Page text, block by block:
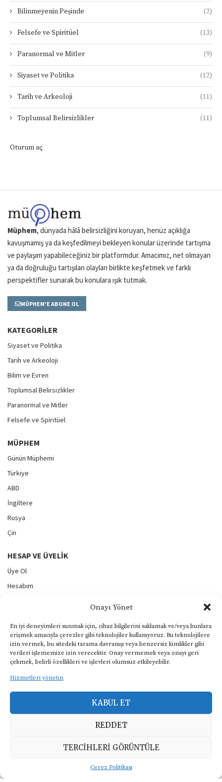
Onayı Yönet
En iyi deneyimleri sunmak için, cihaz bilgilerini saklamak ve/veya bunlara
erişmek amacıyla çerezler gibi teknolojiler kullanıyoruz. Bu teknolojilere
izin vermek, bu sitedeki tarama davranışı veya benzersiz kimlikler gibi
verileri işlememize izin verecektir. Onay vermemek veya onayı geri
çekmek, belirli özellikleri ve işlevleri olumsuz etkileyebilir.
Hizmetleri yönetin
KABUL ET
REDDET
TERCIHLERI GÖRÜNTÜLE
Çerez Politikası
Bilinmeyenin Peşinde (2)
Felsefe ve Spiritüel (13)
Paranormal ve Mitler (9)
Siyaset ve Politika (12)
Tarih ve Arkeoloji (11)
Toplumsal Belirsizlikler (11)
Oturum aç
Müphem, dünyada hâlâ belirsizliğini koruyan, henüz açıklığa
kavuşmamış ya da keşfedilmeyi bekleyen konular üzerinde tartışma
ve paylaşım yapabileceğiniz bir platformdur. Amacımız, net olmayan
ya da doğruluğu tartışılan olayları birlikte keşfetmek ve farklı
perspektifler sunarak bu konulara ışık tutmak.
MÜPHEM'E ABONE OL
KATEGORILER
Siyaset ve Politika
Tarih ve Arkeoloji
Bilim ve Evren
Toplumsal Belirsizlikler
Paranormal ve Mitler
Felsefe ve Spiritüel
MÜPHEM
Günün Müphemi
Türkiye
ABD
İngiltere
Rusya
Çin
HESAP VE ÜYELIK
Üye Ol
Hesabım
Şifremi Unuttum
Çıkış
KULLANIM ŞARTLARI